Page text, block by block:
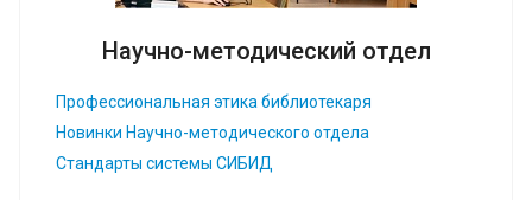
Научно-методический отдел
Профессиональная этика библиотекаря
Новинки Научно-методического отдела
Стандарты системы СИБИД